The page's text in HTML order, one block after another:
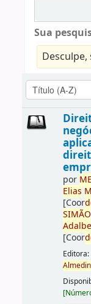
Sua
por ME
Elias
[Coor
SIMÃO
[Coor
Editora:
[